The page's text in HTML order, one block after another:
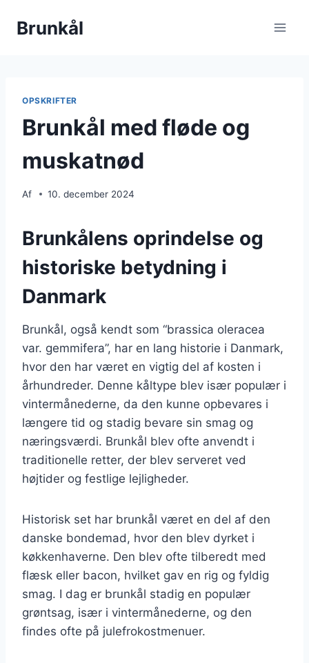
Brunkål
OPSKRIFTER
Brunkål med fløde og
muskatnød
Af 10. december 2024
Brunkålens oprindelse og
historiske betydning i
Danmark
Brunkål, også kendt som “brassica oleracea
var. gemmifera”, har en lang historie i Danmark,
hvor den har været en vigtig del af kosten i
århundreder. Denne kåltype blev især populær i
vintermånederne, da den kunne opbevares i
længere tid og stadig bevare sin smag og
næringsværdi. Brunkål blev ofte anvendt i
traditionelle retter, der blev serveret ved
højtider og festlige lejligheder.
Historisk set har brunkål været en del af den
danske bondemad, hvor den blev dyrket i
køkkenhaverne. Den blev ofte tilberedt med
flæsk eller bacon, hvilket gav en rig og fyldig
smag. I dag er brunkål stadig en populær
grøntsag, især i vintermånederne, og den
findes ofte på julefrokostmenuer.